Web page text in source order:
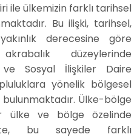
ile ülkemizin farklı tarihsel
Bu ilişki, tarihsel,
derecesine göre
düzeylerinde
Sosyal İlişkiler Daire
yönelik bölgesel
Ülke-bölge
ülke ve bölge özelinde
bu sayede farklı